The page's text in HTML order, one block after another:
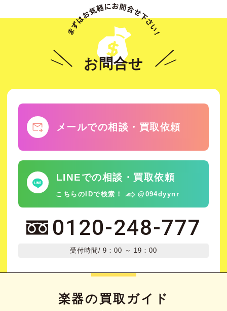
お問合せ
メールでの相談・買取依頼
LINEでの相談・買取依頼
こちらのIDで検索！ @094dyynr
0120-248-777
受付時間 / 9：00 ～ 19：00
楽器の買取ガイド